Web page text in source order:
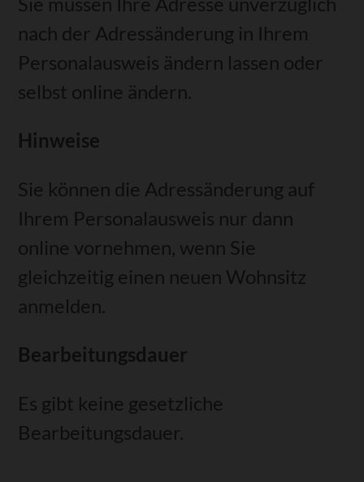
nach der Adressänderung in Ihrem
Personalausweis ändern lassen oder
selbst online ändern
Hinweise
Sie können die Adressänderung auf
Ihrem Personalausweis nur dann
online vornehmen, wenn Sie
gleichzeitig einen neuen Wohnsitz
anmelden.
Bearbeitungsdauer
Es gibt keine gesetzliche
Bearbeitungsdauer.